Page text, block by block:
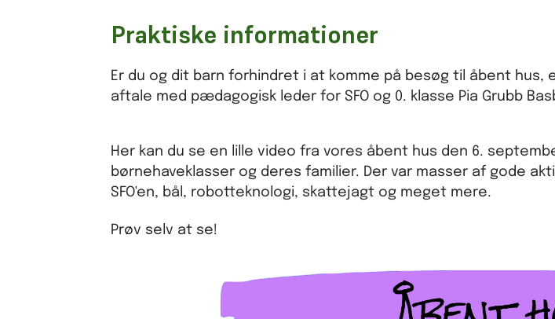
Praktiske informationer
Er du og dit barn forhindret i at komme på besøg til åbent
aftale med pædagogisk leder for SFO og 0. klasse Pia Grubb
Her kan du se en lille video fra vores åbent hus den 6.
børnehaveklasser og deres familier. Der var masser af gode
SFO'en, bål, robotteknologi, skattejagt og meget mere.
Prøv selv at se!